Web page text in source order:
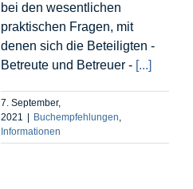
bei den wesentlichen
praktischen Fragen, mit
denen sich die Beteiligten -
Betreute und Betreuer - [...]
7. September,
2021
Buchempfehlungen,
Informationen